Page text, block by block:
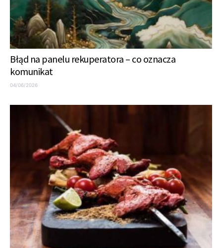
Błąd na panelu rekuperatora – co oznacza
komunikat
04/06/2026